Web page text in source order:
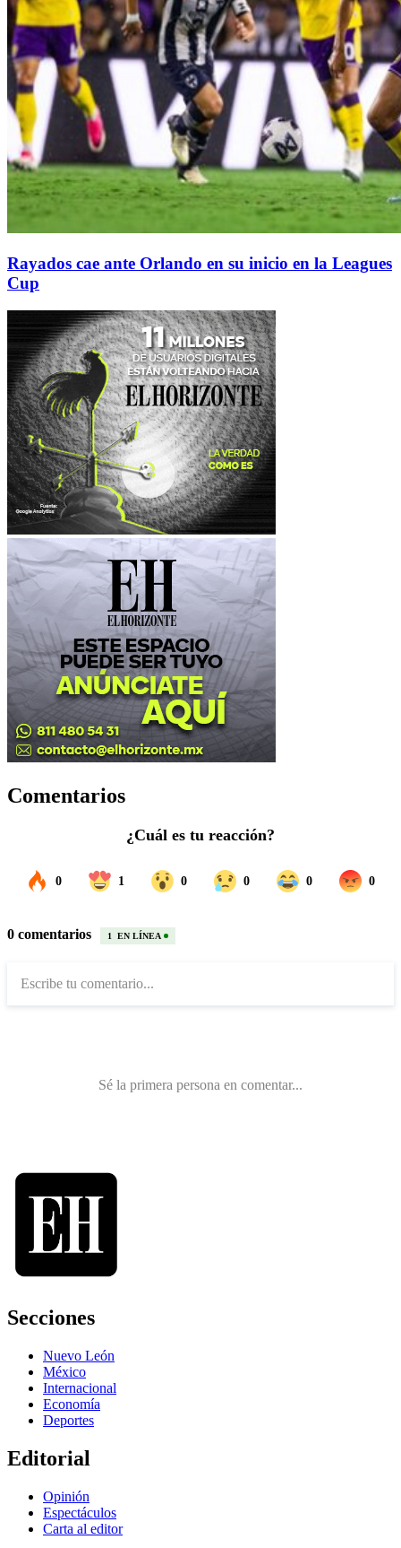
Rayados cae ante Orlando en su inicio en la Leagues
Cup
Comentarios
Secciones
Nuevo León
México
Internacional
Economía
Deportes
Editorial
Opinión
Espectáculos
Carta al editor